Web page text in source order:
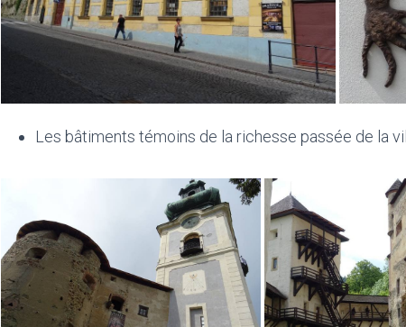
Les bâtiments témoins de la richesse passée de la